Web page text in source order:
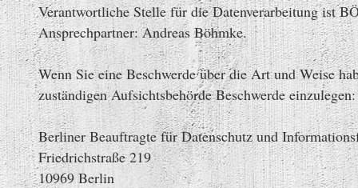
Verantwortliche Stelle für die Datenverarbeitung ist
Ansprechpartner: Andreas Böhmke.
Wenn Sie eine Beschwerde über die Art und Weise
zuständigen Aufsichtsbehörde Beschwerde einzulegen:
Berliner Beauftragte für Datenschutz und
Friedrichstraße 219
10969 Berlin